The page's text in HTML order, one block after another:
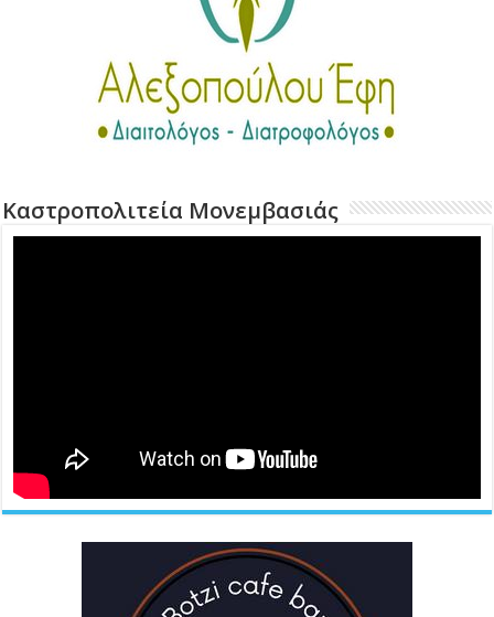
Καστροπολιτεία Μονεμβασιάς